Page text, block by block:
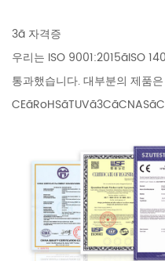
3ã 자격증
우리는 ISO 9001:2015ãISO
통과했습니다. 대부분의 제품